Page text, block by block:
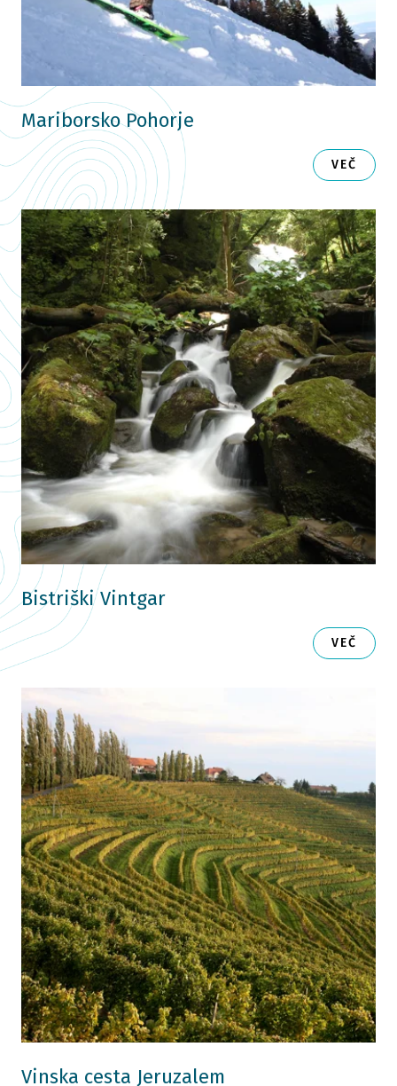
Mariborsko Pohorje
VEČ
Bistriški Vintgar
VEČ
Vinska cesta Jeruzalem